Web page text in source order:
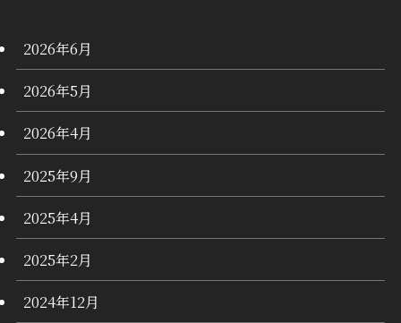
2026年6月
2026年5月
2026年4月
2025年9月
2025年4月
2025年2月
2024年12月